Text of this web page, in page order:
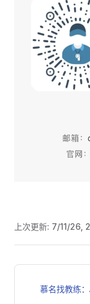
上次更新: 7/11/26,
Pager
慕名找教练